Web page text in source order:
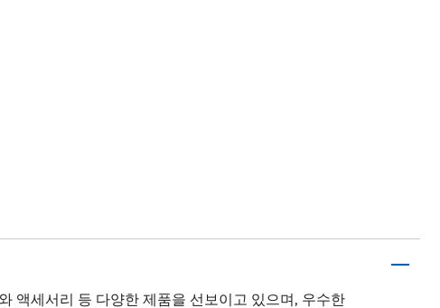
액세서리 등 다양한 제품을 선보이고 있으며, 우수한